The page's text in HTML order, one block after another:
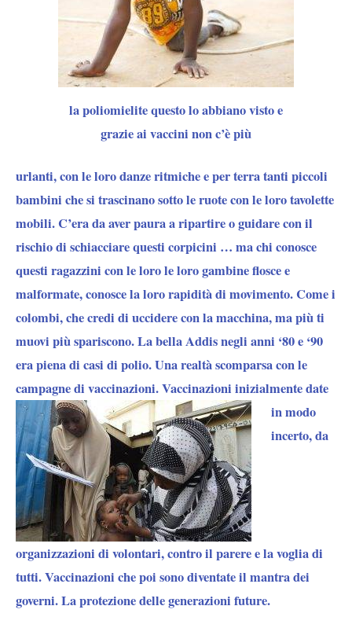
la poliomielite questo lo abbiano visto e
grazie ai vaccini non c’è più
urlanti, con le loro danze ritmiche e per terra tanti piccoli
bambini che si trascinano sotto le ruote con le loro tavolette
mobili. C’era da aver paura a ripartire o guidare con il
rischio di schiacciare questi corpicini … ma chi conosce
questi ragazzini con le loro le loro gambine flosce e
malformate, conosce la loro rapidità di movimento. Come i
colombi, che credi di uccidere con la macchina, ma più ti
muovi più spariscono. La bella Addis negli anni ‘80 e ‘90
era piena di casi di polio. Una realtà scomparsa con le
campagne di vaccinazioni.Vaccinazioni inizialmente date
in modo
incerto, da
organizzazioni di volontari, contro il parere e la voglia di
tutti. Vaccinazioni che poi sono diventate il mantra dei
governi. La protezione delle generazioni future.